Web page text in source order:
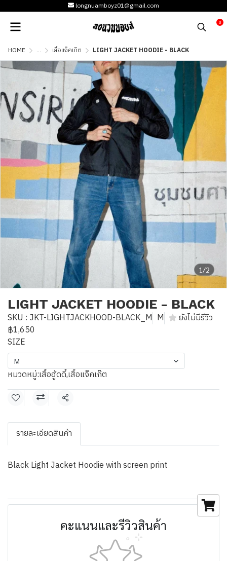
longnuamboyz01@gmail.com
0
HOME ... เสื้อแจ็คเก๊ต LIGHT JACKET HOODIE - BLACK
1/2
LIGHT JACKET HOODIE - BLACK
SKU : JKT-LIGHTJACKHOOD-BLACK_M M
ยังไม่มีรีวิว
฿1,650
SIZE
M
หมวดหมู่:เสื้อฮู้ดดี้,เสื้อแจ็คเก๊ต
แชร์
รายละเอียดสินค้า
Black Light Jacket Hoodie with screen print
คะแนนและรีวิวสินค้า